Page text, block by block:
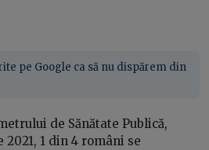
pe Google ca să nu dispărem din
de Sănătate Publică,
1 din 4 români se